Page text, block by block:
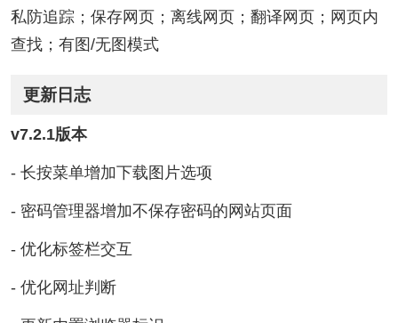
私防追踪；保存网页；离线网页；翻译网页；网页内
查找；有图/无图模式
更新日志
v7.2.1版本
- 长按菜单增加下载图片选项
- 密码管理器增加不保存密码的网站页面
- 优化标签栏交互
- 优化网址判断